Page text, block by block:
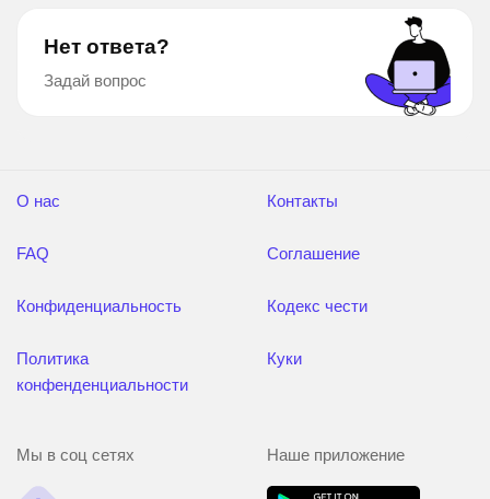
Нет ответа?
Задай вопрос
О нас
FAQ
Конфиденциальность
Политика
конфенденциальности
Контакты
Соглашение
Кодекс чести
Куки
Мы в соц сетях Наше приложение